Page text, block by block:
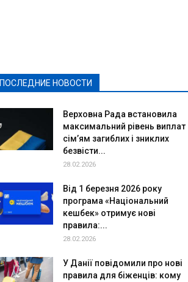
ПОСЛЕДНИЕ НОВОСТИ
Верховна Рада встановила
максимальний рівень виплат
сім’ям загиблих і зниклих
безвісти...
28.02.2026
Від 1 березня 2026 року
програма «Національний
кешбек» отримує нові
правила:...
28.02.2026
У Данії повідомили про нові
правила для біженців: кому